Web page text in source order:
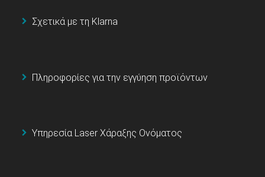
Σχετικά με τη Klarna
Πληροφορίες για την εγγύηση προϊόντων
Υπηρεσία Laser Χάραξης Ονόματος